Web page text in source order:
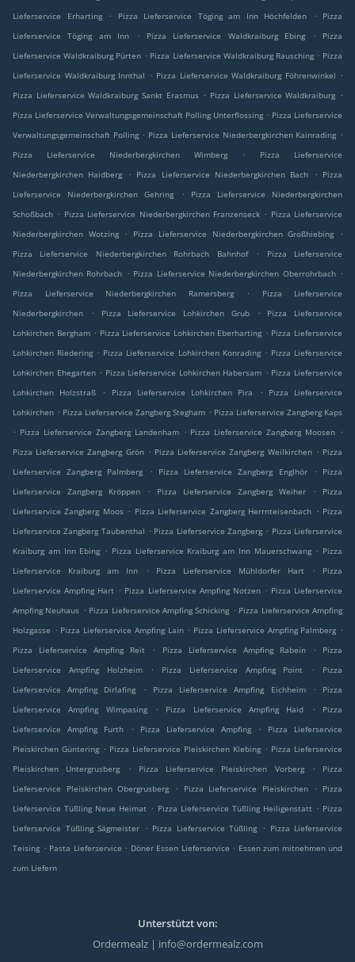
Lieferservice Erharting
. Pizza Lieferservice Töging am Inn Höchfelden .
Pizza
Lieferservice Töging am Inn
. Pizza Lieferservice Waldkraiburg Ebing .
Pizza
Lieferservice Waldkraiburg Pürten . Pizza Lieferservice Waldkraiburg Rausching . Pizza
Lieferservice Waldkraiburg Innthal
. Pizza Lieferservice Waldkraiburg Föhrenwinkel .
Pizza Lieferservice Waldkraiburg Sankt Erasmus . Pizza Lieferservice Waldkraiburg .
Pizza Lieferservice Verwaltungsgemeinschaft Polling Unterflossing . Pizza Lieferservice
Verwaltungsgemeinschaft Polling . Pizza Lieferservice Niederbergkirchen Kainrading .
Pizza Lieferservice Niederbergkirchen Wimberg
.
Pizza Lieferservice
Niederbergkirchen Haidberg
. Pizza Lieferservice Niederbergkirchen Bach . Pizza
Lieferservice Niederbergkirchen Gehring
.
Pizza Lieferservice Niederbergkirchen
Schoßbach . Pizza Lieferservice Niederbergkirchen Franzenseck . Pizza Lieferservice
Niederbergkirchen Wotzing
. Pizza Lieferservice Niederbergkirchen Großhiebing
.
Pizza Lieferservice Niederbergkirchen Rohrbach Bahnhof
.
Pizza Lieferservice
Niederbergkirchen Rohrbach . Pizza Lieferservice Niederbergkirchen Oberrohrbach .
Pizza Lieferservice Niederbergkirchen Ramersberg
.
Pizza Lieferservice
Niederbergkirchen
. Pizza Lieferservice Lohkirchen Grub .
Pizza Lieferservice
Lohkirchen Bergham . Pizza Lieferservice Lohkirchen Eberharting . Pizza Lieferservice
Lohkirchen Riedering . Pizza Lieferservice Lohkirchen Konrading . Pizza Lieferservice
Lohkirchen Ehegarten . Pizza Lieferservice Lohkirchen Habersam . Pizza Lieferservice
Lohkirchen Holzstraß
. Pizza Lieferservice Lohkirchen Pira .
Pizza Lieferservice
Lohkirchen . Pizza Lieferservice Zangberg Stegham . Pizza Lieferservice Zangberg Kaps
. Pizza Lieferservice Zangberg Landenham . Pizza Lieferservice Zangberg Moosen .
Pizza Lieferservice Zangberg Grön . Pizza Lieferservice Zangberg Weilkirchen . Pizza
Lieferservice Zangberg Palmberg
. Pizza Lieferservice Zangberg Englhör .
Pizza
Lieferservice Zangberg Kröppen
. Pizza Lieferservice Zangberg Weiher .
Pizza
Lieferservice Zangberg Moos . Pizza Lieferservice Zangberg Herrnteisenbach . Pizza
Lieferservice Zangberg Taubenthal . Pizza Lieferservice Zangberg . Pizza Lieferservice
Kraiburg am Inn Ebing . Pizza Lieferservice Kraiburg am Inn Mauerschwang . Pizza
Lieferservice Kraiburg am Inn
. Pizza Lieferservice Mühldorfer Hart .
Pizza
Lieferservice Ampfing Hart . Pizza Lieferservice Ampfing Notzen . Pizza Lieferservice
Ampfing Neuhaus . Pizza Lieferservice Ampfing Schicking . Pizza Lieferservice Ampfing
Holzgasse . Pizza Lieferservice Ampfing Lain . Pizza Lieferservice Ampfing Palmberg .
Pizza Lieferservice Ampfing Reit
. Pizza Lieferservice Ampfing Rabein .
Pizza
Lieferservice Ampfing Holzheim
. Pizza Lieferservice Ampfing Point .
Pizza
Lieferservice Ampfing Dirlafing
. Pizza Lieferservice Ampfing Eichheim .
Pizza
Lieferservice Ampfing Wimpasing
. Pizza Lieferservice Ampfing Haid .
Pizza
Lieferservice Ampfing Furth
. Pizza Lieferservice Ampfing .
Pizza Lieferservice
Pleiskirchen Güntering . Pizza Lieferservice Pleiskirchen Klebing . Pizza Lieferservice
Pleiskirchen Untergrusberg
. Pizza Lieferservice Pleiskirchen Vorberg .
Pizza
Lieferservice Pleiskirchen Obergrusberg
. Pizza Lieferservice Pleiskirchen .
Pizza
Lieferservice Tüßling Neue Heimat . Pizza Lieferservice Tüßling Heiligenstatt . Pizza
Lieferservice Tüßling Sägmeister
. Pizza Lieferservice Tüßling . Pizza Lieferservice
Teising . Pasta Lieferservice . Döner Essen Lieferservice . Essen zum mitnehmen und
zum Liefern
Unterstützt von:
Ordermealz | info@ordermealz.com